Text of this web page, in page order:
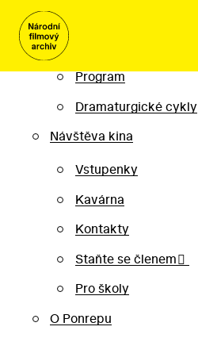
Kino Ponrepo
Program
Program
Dramaturgické cykly
Návštěva kina
Vstupenky
Kavárna
Kontakty
Staňte se členem
Pro školy
O Ponrepu